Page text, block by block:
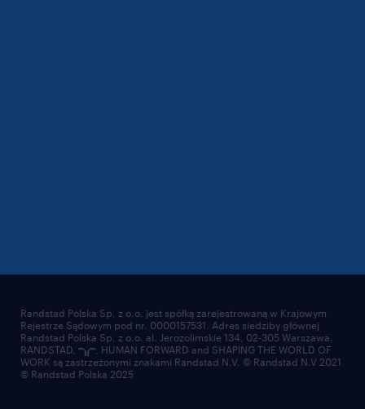
Randstad Polska Sp. z o.o. jest spółką zarejestrowaną w Krajowym
Rejestrze Sądowym pod nr. 0000157531. Adres siedziby głównej
Randstad Polska Sp. z o.o. al. Jerozolimskie 134, 02-305 Warszawa.
RANDSTAD,
, HUMAN FORWARD and SHAPING THE WORLD OF
WORK są zastrzeżonymi znakami Randstad N.V. © Randstad N.V 2021
© Randstad Polska 2025